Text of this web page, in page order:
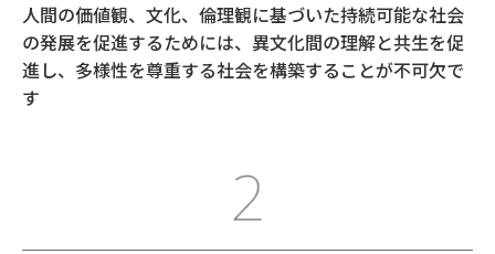
⼈間の価値観、⽂化、倫理観に基づいた持続可能な社会
の発展を促進するためには、異⽂化間の理解と共⽣を促
進し、多様性を尊重する社会を構築することが不可⽋で
す